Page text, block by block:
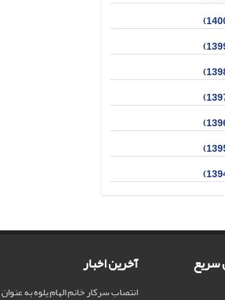
آخرین اخبار
انتصاب سرکار خانم الهام یلوه به